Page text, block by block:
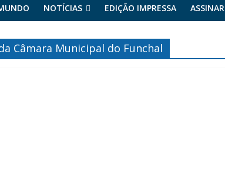
NOTÍCIAS EDIÇÃO IMPRESSA ASSINAR
Câmara Municipal do Funchal